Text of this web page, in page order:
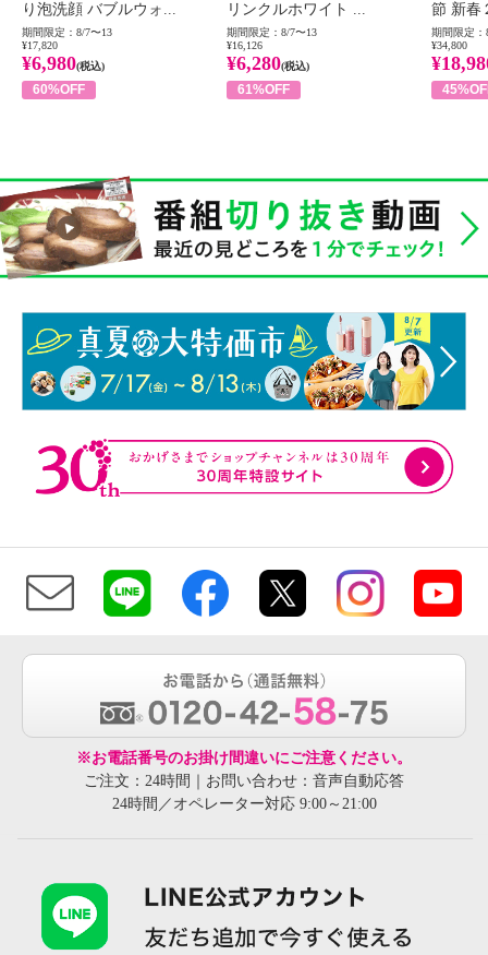
り泡洗顔 バブルウォ...
期間限定：8/7〜13
¥17,820
¥6,980(税込)
60%OFF
リンクルホワイト ...
期間限定：8/7〜13
¥16,126
¥6,280(税込)
61%OFF
節 新春
期間限定：
¥34,800
※お電話番号のお掛け間違いにご注意ください。
ご注文：24時間｜お問い合わせ：音声自動応答
24時間／オペレーター対応 9:00～21:00